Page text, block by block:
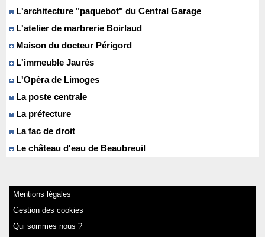
L'architecture "paquebot" du Central Garage
L'atelier de marbrerie Boirlaud
Maison du docteur Périgord
L'immeuble Jaurés
L'Opèra de Limoges
La poste centrale
La préfecture
La fac de droit
Le château d'eau de Beaubreuil
Mentions légales
Gestion des cookies
Qui sommes nous ?